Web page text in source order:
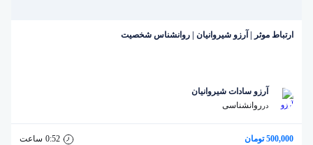
ارتباط موثر | آرزو شیروانیان | روانشناس شخصیت
آرزو سادات شیروانیان
در روانشناسی
500,000 تومان 0:52 ساعت